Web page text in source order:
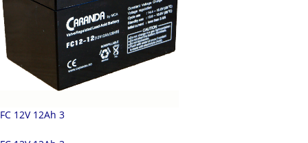
FC 12V 12Ah 3